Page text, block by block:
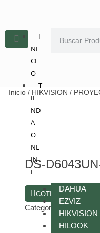
I
NI
CI
O
T
IE
ND
A
O
NL
IN
E
DAHUA
EZVIZ
HIKVISION
HILOOK
Inicio / HIKVISION /
DS-
COTIZAR POR
Categorías: